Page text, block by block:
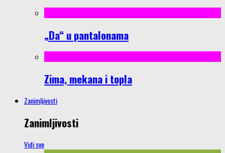
„Da“ u pantalonama
Zima, mekana i topla
Zanimljivosti
Zanimljivosti
Vidi sve